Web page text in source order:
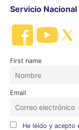
Servicio
First name
Email
He leído y acepto